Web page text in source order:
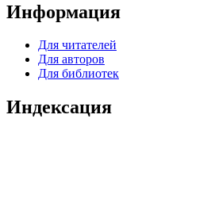
Информация
Для читателей
Для авторов
Для библиотек
Индексация